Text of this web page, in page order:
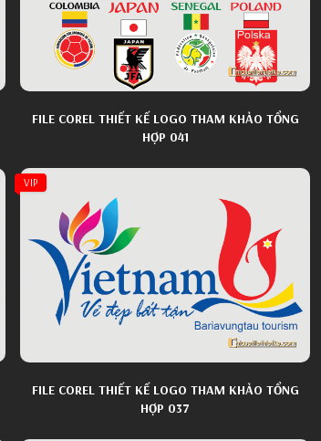
FILE COREL THIẾT KẾ LOGO THAM KHẢO TỔNG
HỢP 041
VIP
FILE COREL THIẾT KẾ LOGO THAM KHẢO TỔNG
HỢP 037